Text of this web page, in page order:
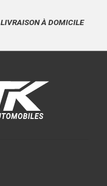
LIVRAISON À DOMICILE